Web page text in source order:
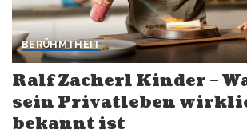
BERÜHMTHEIT
Ralf Zacherl Kinder –
sein Privatleben
bekannt ist